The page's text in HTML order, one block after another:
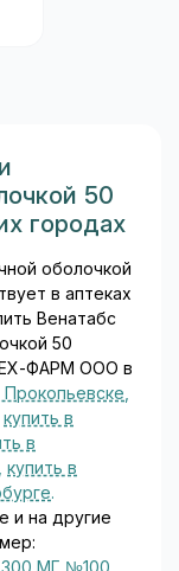
50
городах
оболочкой
в аптеках
Венатабс
50
ФАРМ ООО в
Прокопьевске,
купить в
в
, купить в
.
и на другие